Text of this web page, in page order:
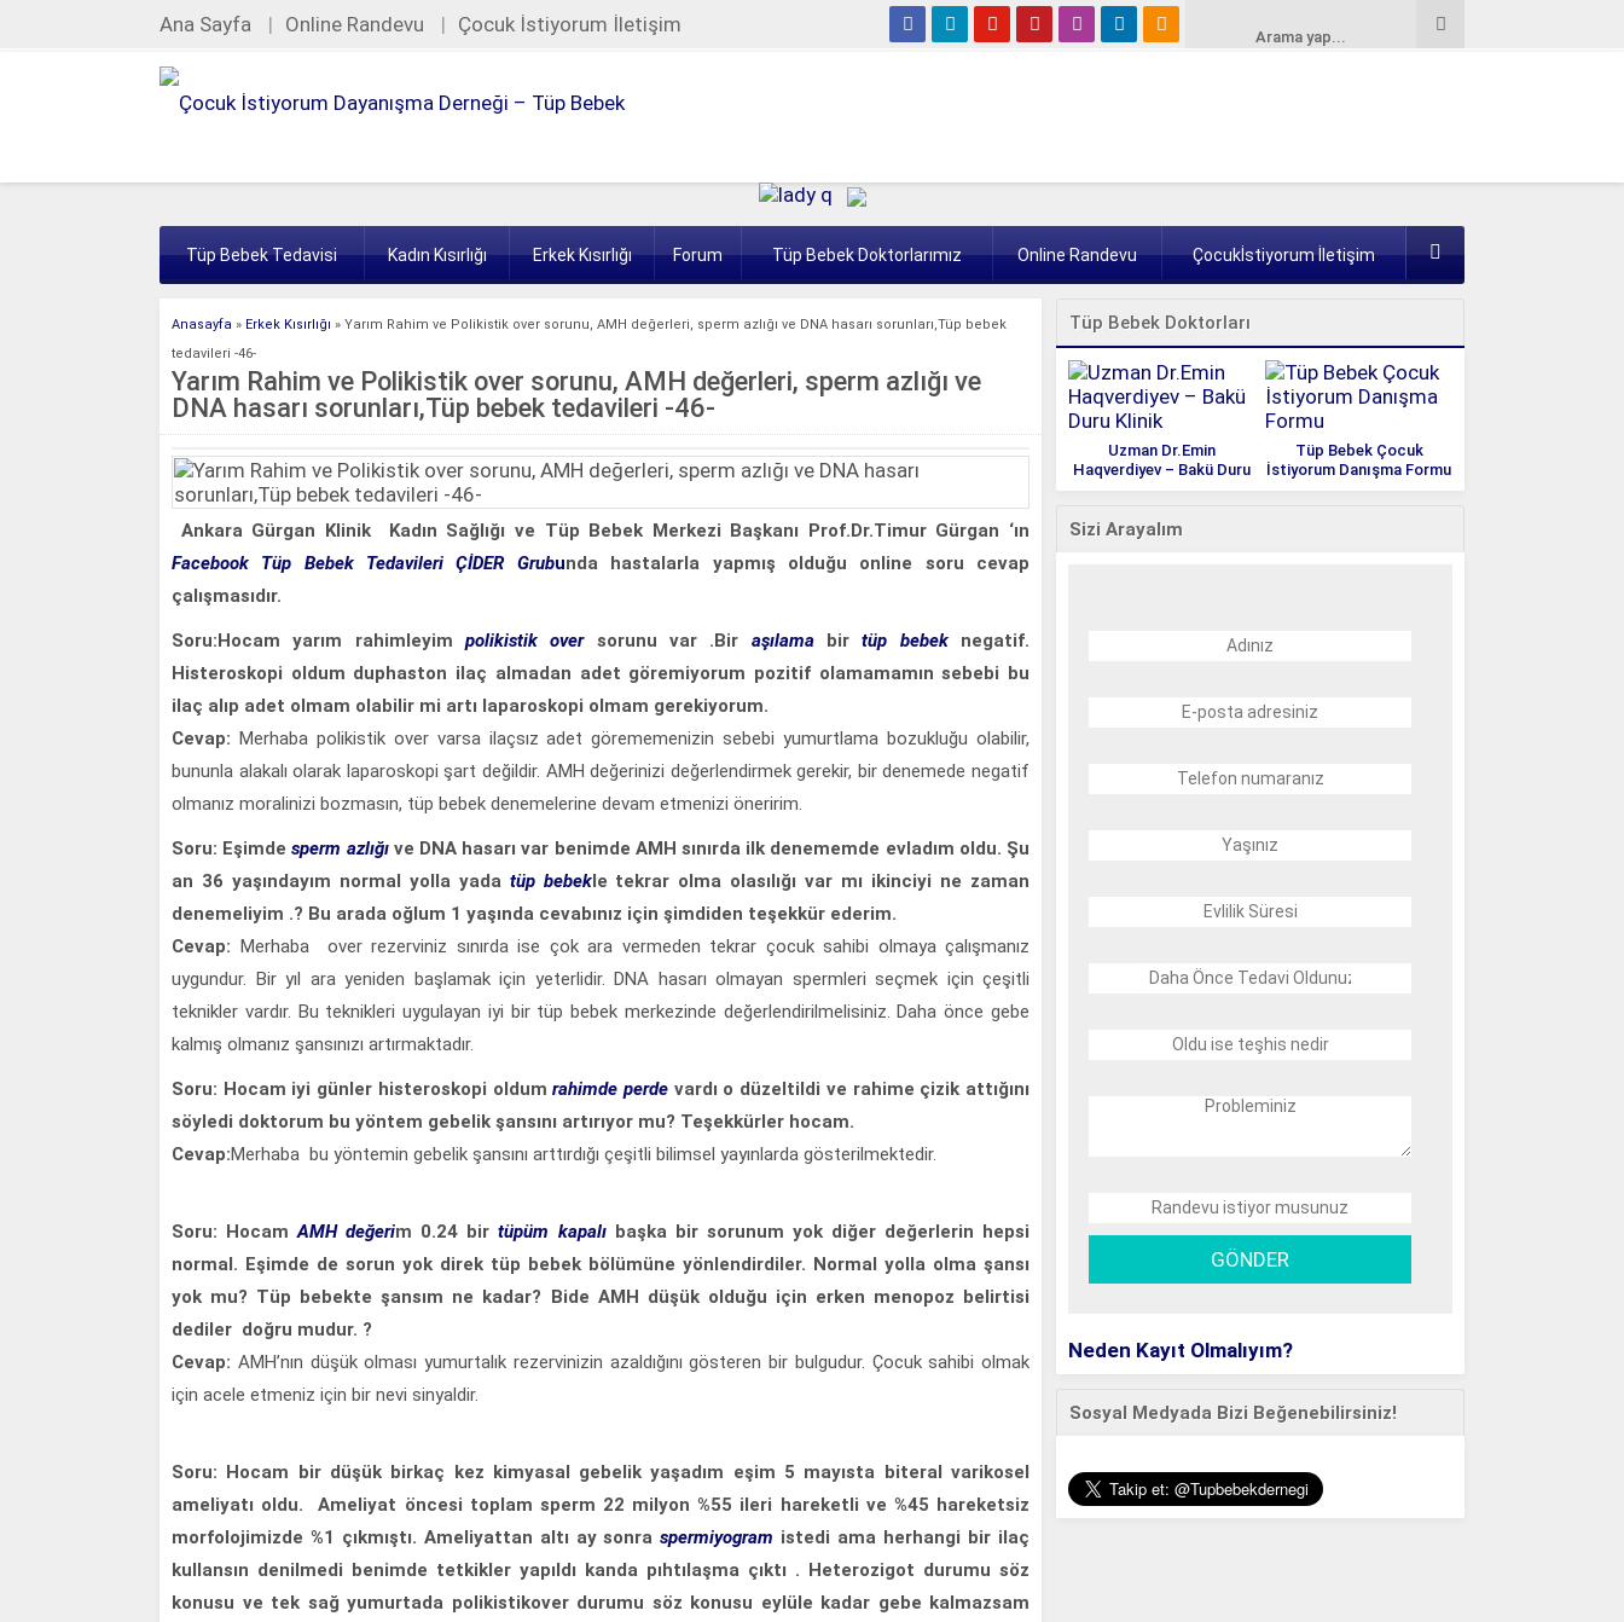
Ana Sayfa Online Randevu Çocuk İstiyorum İletişim
Tüp Bebek Tedavisi Kadın Kısırlığı Erkek Kısırlığı Forum Tüp Bebek Doktorlarımız Online Randevu Çocukİstiyorum İletişim
Anasayfa » Erkek Kısırlığı » Yarım Rahim ve Polikistik over sorunu, AMH değerleri, sperm azlığı ve DNA hasarı sorunları,Tüp bebek
tedavileri -46-
Yarım Rahim ve Polikistik over sorunu, AMH değerleri, sperm azlığı ve
DNA hasarı sorunları,Tüp bebek tedavileri -46-
Ankara Gürgan Klinik Kadın Sağlığı ve Tüp Bebek Merkezi Başkanı Prof.Dr.Timur Gürgan ‘ın
Facebook Tüp Bebek Tedavileri ÇİDER Grubunda hastalarla yapmış olduğu online soru cevap
çalışmasıdır.
Soru:Hocam yarım rahimleyim polikistik oversorunu var .Bir aşılamabirtüp bebeknegatif.
Histeroskopi oldum duphaston ilaç almadan adet göremiyorum pozitif olamamamın sebebi bu
ilaç alıp adet olmam olabilir mi artı laparoskopi olmam gerekiyorum.
Cevap: Merhaba polikistik over varsa ilaçsız adet görememenizin sebebi yumurtlama bozukluğu olabilir,
bununla alakalı olarak laparoskopi şart değildir. AMH değerinizi değerlendirmek gerekir, bir denemede negatif
olmanız moralinizi bozmasın, tüp bebek denemelerine devam etmenizi öneririm.
Soru: Eşimdesperm azlığıve DNA hasarı var benimde AMH sınırda ilk denememde evladım oldu. Şu
an 36 yaşındayım normal yolla yada tüp bebekle tekrar olma olasılığı var mı ikinciyi ne zaman
denemeliyim .? Bu arada oğlum 1 yaşında cevabınız için şimdiden teşekkür ederim.
Cevap: Merhaba over rezerviniz sınırda ise çok ara vermeden tekrar çocuk sahibi olmaya çalışmanız
uygundur. Bir yıl ara yeniden başlamak için yeterlidir. DNA hasarı olmayan spermleri seçmek için çeşitli
teknikler vardır. Bu teknikleri uygulayan iyi bir tüp bebek merkezinde değerlendirilmelisiniz. Daha önce gebe
kalmış olmanız şansınızı artırmaktadır.
Soru: Hocam iyi günler histeroskopi oldum rahimde perde vardı o düzeltildi ve rahime çizik attığını
söyledi doktorum bu yöntem gebelik şansını artırıyor mu? Teşekkürler hocam.
Cevap:Merhaba bu yöntemin gebelik şansını arttırdığı çeşitli bilimsel yayınlarda gösterilmektedir.
Soru: Hocam AMH değerim 0.24 birtüpüm kapalıbaşka bir sorunum yok diğer değerlerin hepsi
normal. Eşimde de sorun yok direk tüp bebek bölümüne yönlendirdiler. Normal yolla olma şansı
yok mu? Tüp bebekte şansım ne kadar? Bide AMH düşük olduğu için erken menopoz belirtisi
dediler doğru mudur. ?
Cevap: AMH’nın düşük olması yumurtalık rezervinizin azaldığını gösteren bir bulgudur. Çocuk sahibi olmak
için acele etmeniz için bir nevi sinyaldir.
Soru: Hocam bir düşük birkaç kez kimyasal gebelik yaşadım eşim 5 mayısta biteral varikosel
ameliyatı oldu. Ameliyat öncesi toplam sperm 22 milyon %55 ileri hareketli ve %45 hareketsiz
morfolojimizde %1 çıkmıştı. Ameliyattan altı ay sonraspermiyogram istedi ama herhangi bir ilaç
kullansın denilmedi benimde tetkikler yapıldı kanda pıhtılaşma çıktı . Heterozigot durumu söz
konusu ve tek sağ yumurtada polikistikover durumu söz konusu eylüle kadar gebe kalmazsam
Tüp Bebek Doktorları
Uzman Dr.Emin
Haqverdiyev – Bakü Duru
Klinik
Tüp Bebek Çocuk
İstiyorum Danışma Formu
Sizi Arayalım
Neden Kayıt Olmalıyım?
Sosyal Medyada Bizi Beğenebilirsiniz!